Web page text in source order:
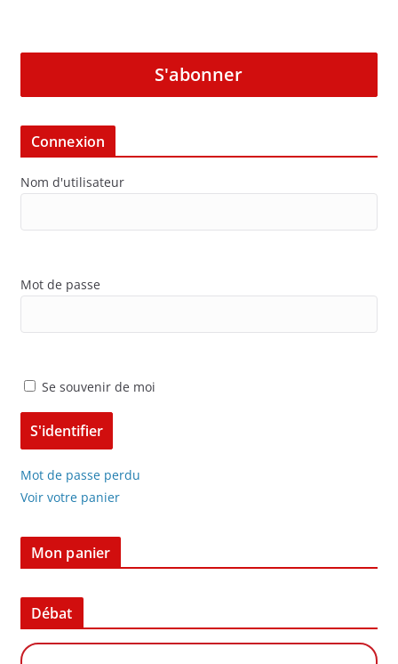
S'abonner
Connexion
Nom d'utilisateur
Mot de passe
Se souvenir de moi
Mot de passe perdu
Voir votre panier
Mon panier
Débat